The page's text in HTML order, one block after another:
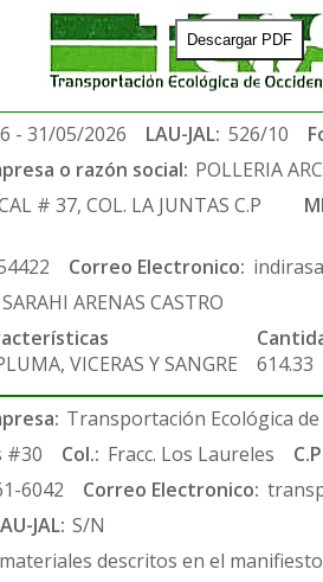
Descargar PDF
- 31/05/2026 LAU-JAL: 526/10
o razón social: POLLERIA
# 37, COL. LA JUNTAS C.P
Correo Electronico:
ARENAS CASTRO
VICERAS Y SANGRE
614.33
Transportación Ecológica de
#30 Col.: Fracc. Los Laureles
6042 Correo Electronico:
JAL: S/N
descritos en el